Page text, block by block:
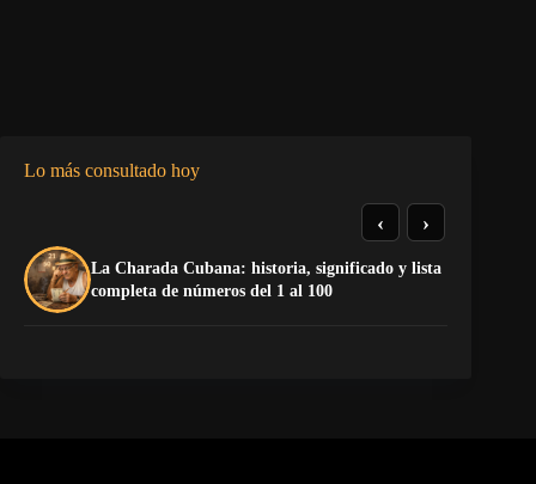
Lo más consultado hoy
La Charada Cubana: historia, significado y lista
completa de números del 1 al 100
‹ ›